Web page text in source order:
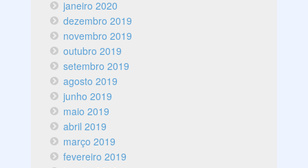
janeiro 2020
dezembro 2019
novembro 2019
outubro 2019
setembro 2019
agosto 2019
junho 2019
maio 2019
abril 2019
março 2019
fevereiro 2019